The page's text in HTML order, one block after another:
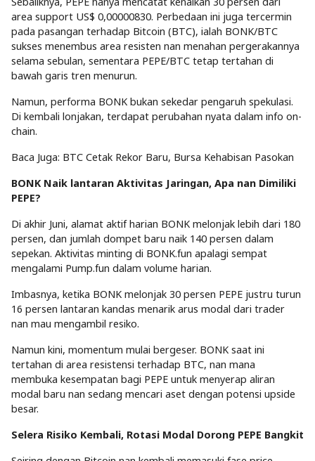
area support US$ 0,00000830. Perbedaan ini juga tercermin
pada pasangan terhadap Bitcoin (BTC), ialah BONK/BTC
sukses menembus area resisten nan menahan pergerakannya
selama sebulan, sementara PEPE/BTC tetap tertahan di
bawah garis tren menurun.
Namun, performa BONK bukan sekedar pengaruh spekulasi.
Di kembali lonjakan, terdapat perubahan nyata dalam info on-
chain.
Baca Juga: BTC Cetak Rekor Baru, Bursa Kehabisan Pasokan
BONK Naik lantaran Aktivitas Jaringan, Apa nan Dimiliki
PEPE?
Di akhir Juni, alamat aktif harian BONK melonjak lebih dari 180
persen, dan jumlah dompet baru naik 140 persen dalam
sepekan. Aktivitas minting di BONK.fun apalagi sempat
mengalami Pump.fun dalam volume harian.
Imbasnya, ketika BONK melonjak 30 persen PEPE justru turun
16 persen lantaran kandas menarik arus modal dari trader
nan mau mengambil resiko.
Namun kini, momentum mulai bergeser. BONK saat ini
tertahan di area resistensi terhadap BTC, nan mana
membuka kesempatan bagi PEPE untuk menyerap aliran
modal baru nan sedang mencari aset dengan potensi upside
besar.
Selera Risiko Kembali, Rotasi Modal Dorong PEPE Bangkit